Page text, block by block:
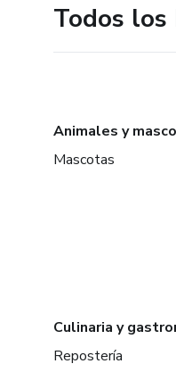
Todos los
Animales y
Mascotas
Culinaria y
Repostería